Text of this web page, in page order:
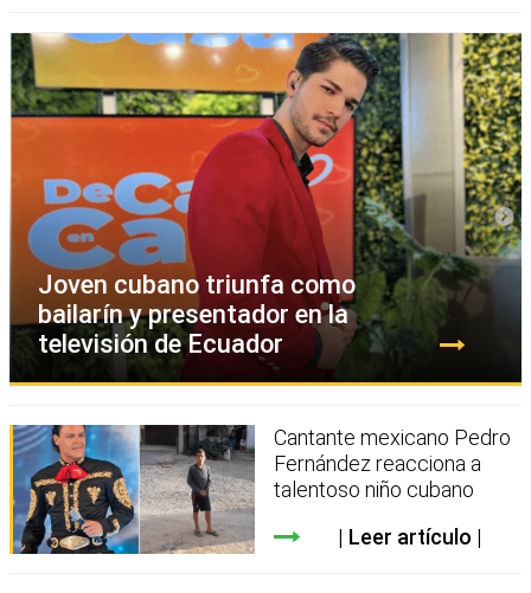
Joven cubano triunfa como
bailarín y presentador en la
televisión de Ecuador
Cantante mexicano Pedro
Fernández reacciona a
talentoso niño cubano
Leer artículo